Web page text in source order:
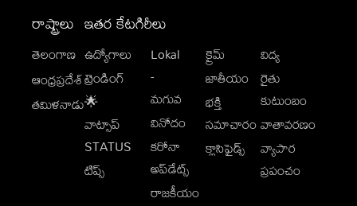
రాష్ట్రాలు
తెలంగాణ
ఆంధ్రప్రదేశ్
తమిళనాడు
ఇతర కేటగిరీలు
ఉద్యోగాలు
ట్రెండింగ్
🌟
వాట్సాప్
STATUS
టిప్స్
Lokal
-
మగువ
వినోదం
కరోనా
అప్‌డేట్స్
రాజకీయం
క్రైమ్
జాతీయం
భక్తి
సమాచారం
క్లాసిఫైడ్స్
విద్య
రైతు
కుటుంబం
వాతావరణం
వ్యాపార
ప్రపంచం